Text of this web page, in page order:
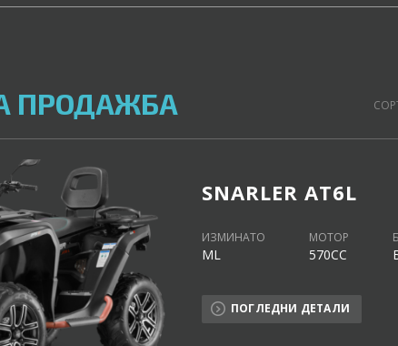
ПРОДАЖБА
SNARLER AT6L
ИЗМИНАТО
ML
МОТОР
570CC
ПОГЛЕДНИ ДЕТАЛИ